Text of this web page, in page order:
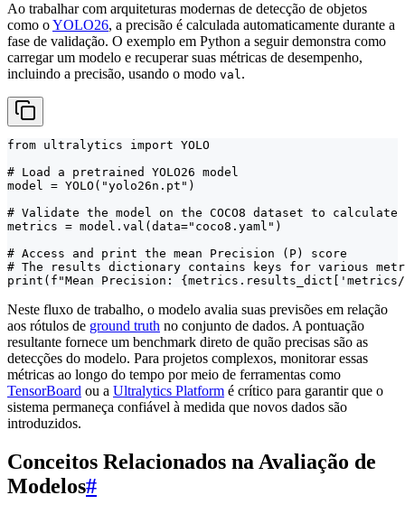
Ao trabalhar com arquiteturas modernas de detecção de objetos
como oYOLO26, a precisão é calculada automaticamente durante a
fase de validação. O exemplo em Python a seguir demonstra como
carregar um modelo e recuperar suas métricas de desempenho,
incluindo a precisão, usando o modo val.
from ultralytics import YOLO
# Load a pretrained YOLO26 model
model = YOLO("yolo26n.pt")
# Validate the model on the COCO8 dataset to calculate
metrics = model.val(data="coco8.yaml")
# Access and print the mean Precision (P) score
# The results dictionary contains keys for various
print(f"Mean Precision:
Neste fluxo de trabalho, o modelo avalia suas previsões em relação
aos rótulos de ground truth no conjunto de dados. A pontuação
resultante fornece um benchmark direto de quão precisas são as
detecções do modelo. Para projetos complexos, monitorar essas
métricas ao longo do tempo por meio de ferramentas como
TensorBoard ou a Ultralytics Platform é crítico para garantir que o
sistema permaneça confiável à medida que novos dados são
introduzidos.
Conceitos Relacionados na Avaliação de
Modelos#